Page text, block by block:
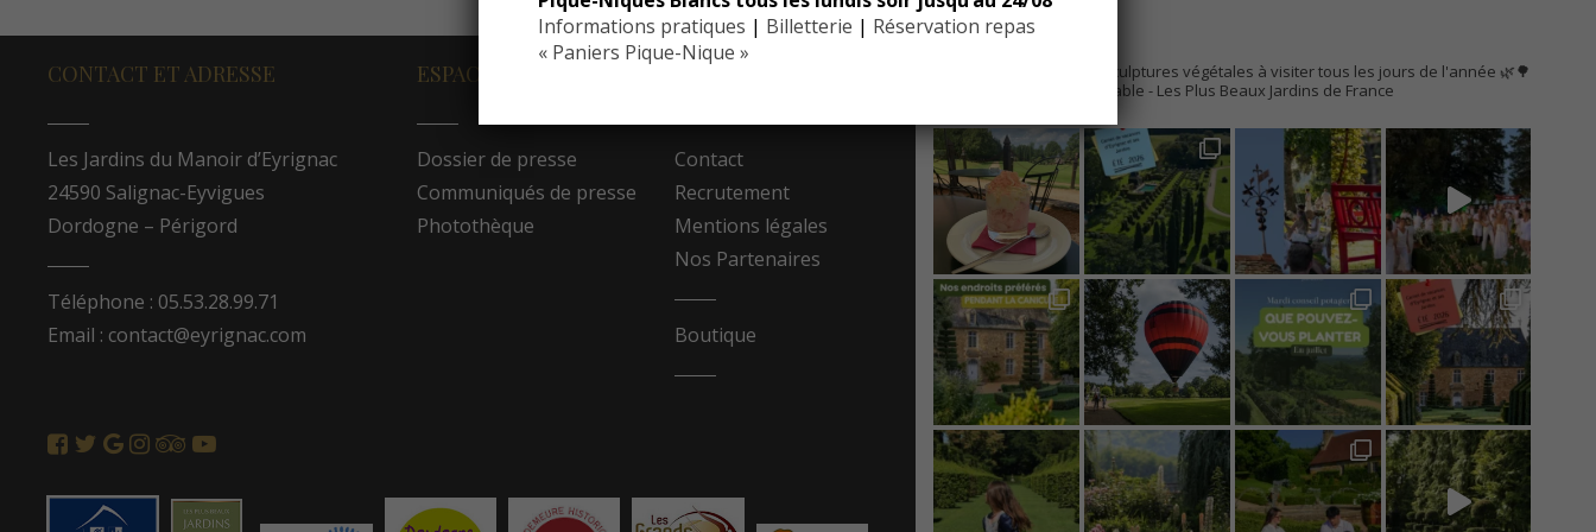
CONTACT ET ADRESSE
Les Jardins du Manoir d’Eyrignac
24590 Salignac-Eyvigues
Dordogne – Périgord
Téléphone : 05.53.28.99.71
Email : contact@eyrignac.com
ESPACE PRESSE
Dossier de presse
Communiqués de presse
Photothèque
Contact
Recrutement
Mentions légales
Nos Partenaires
Boutique
10 hectares de sculptures végétales à visiter tous les jours de l'année 🌿🌳
- Jardin Remarquable- Les Plus Beaux Jardins de France
Informations pratiques | Billetterie | Réservation repas
« Paniers Pique-Nique »